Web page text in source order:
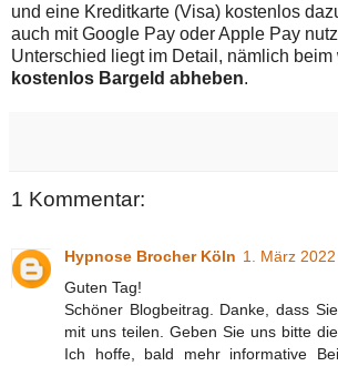
und eine Kreditkarte (Visa) kostenlos
auch mit Google Pay oder Apple Pay
Unterschied liegt im Detail, nämlich beim
kostenlos Bargeld abheben.
1 Kommentar:
Hypnose Brocher Köln 1. März
Guten Tag!
Schöner Blogbeitrag. Danke, dass
mit uns teilen. Geben Sie uns bitte
Ich hoffe, bald mehr informative